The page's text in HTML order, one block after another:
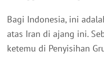
Bagi Indonesia, ini
atas Iran di ajang ini.
ketemu di Penyisihan